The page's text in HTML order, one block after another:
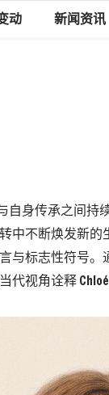
动 新闻资讯
自身传承之间
中不断焕发新
与标志性符号
代视角诠释